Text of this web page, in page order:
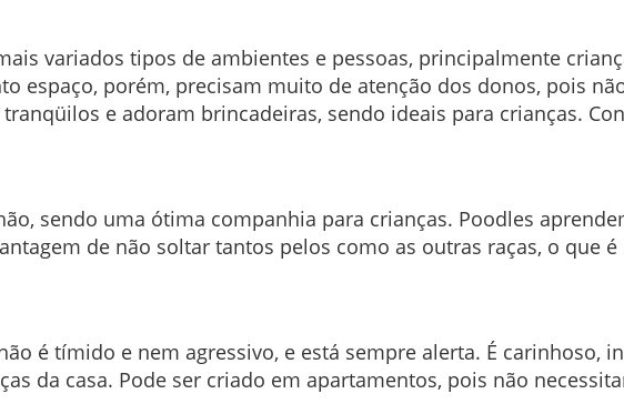
variados tipos de ambientes e pessoas, principalmente
espaço, porém, precisam muito de atenção dos donos, pois
e adoram brincadeiras, sendo ideais para crianças.
sendo uma ótima companhia para crianças. Poodles
de não soltar tantos pelos como as outras raças, o que
é tímido e nem agressivo, e está sempre alerta. É carinhoso,
da casa. Pode ser criado em apartamentos, pois não